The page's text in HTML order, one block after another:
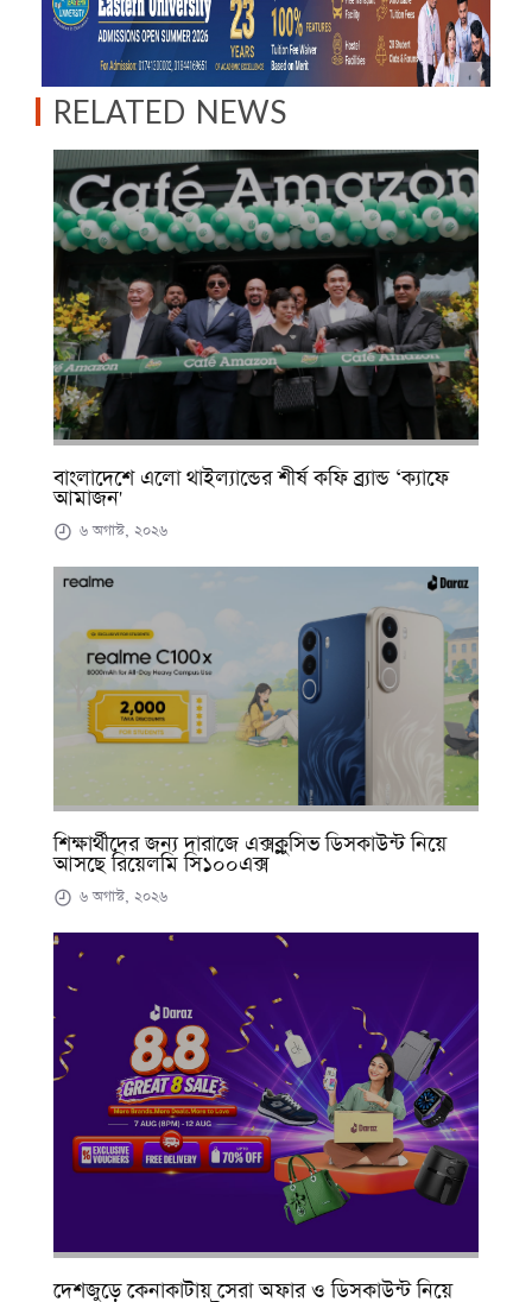
RELATED NEWS
বাংলাদেশে এলো থাইল্যান্ডের শীর্ষ কফি ব্র্যান্ড ‘ক্যাফে
আমাজন'
৬ অগাস্ট, ২০২৬
শিক্ষার্থীদের জন্য দারাজে এক্সক্লুসিভ ডিসকাউন্ট নিয়ে
আসছে রিয়েলমি সি১০০এক্স
৬ অগাস্ট, ২০২৬
দেশজুড়ে কেনাকাটায় সেরা অফার ও ডিসকাউন্ট নিয়ে